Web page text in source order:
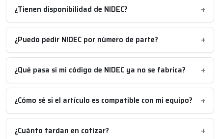
¿Tienen disponibilidad de NIDEC?
¿Puedo pedir NIDEC por número de parte?
¿Qué pasa si mi código de NIDEC ya no se fabrica?
¿Cómo sé si el artículo es compatible con mi equipo?
¿Cuánto tardan en cotizar?